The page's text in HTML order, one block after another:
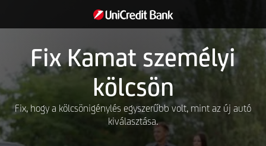
Fix Kamat személyi
kölcsön
Fix, hogy a kölcsönigénylés egyszerűbb volt, mint az új autó
kiválasztása.